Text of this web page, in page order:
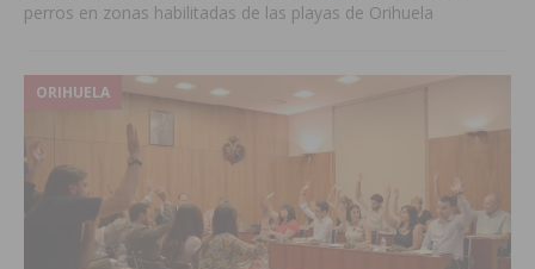
perros en zonas habilitadas de las playas de Orihuela
ORIHUELA